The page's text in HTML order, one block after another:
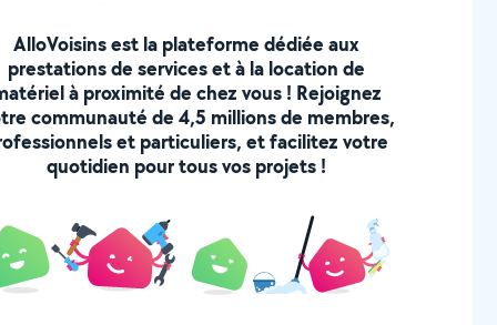
AlloVoisins est la plateforme dédiée aux
prestations de services et à la location de
à proximité de chez vous ! Rejoignez
communauté de 4,5 millions de membres,
et particuliers, et facilitez votre
quotidien pour tous vos projets !